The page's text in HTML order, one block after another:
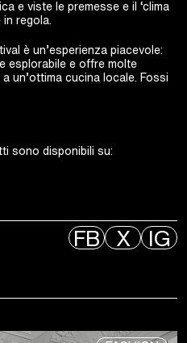
e viste le premesse e il ‘clima
regola.
è un’esperienza piacevole:
esplorabile e offre molte
un’ottima cucina locale. Fossi
sono disponibili su:
FB X IG